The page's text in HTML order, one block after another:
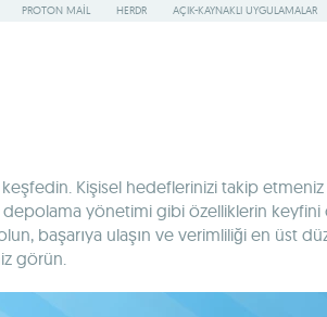
PROTON MAIL HERDR AÇIK-KAYNAKLI UYGULAMALAR
keşfedin. Kişisel hedeflerinizi takip
yönetimi gibi özelliklerin keyfini
başarıya ulaşın ve verimliliği en üst
görün.